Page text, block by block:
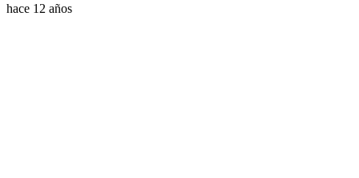
hace 12 años